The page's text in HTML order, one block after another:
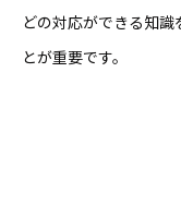
どの対応ができる知
とが重要です。